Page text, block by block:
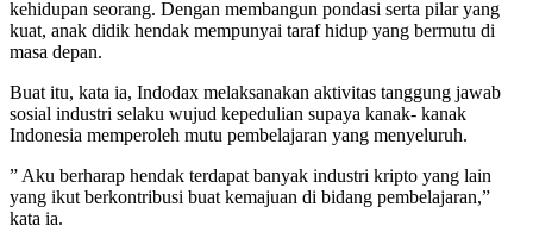
kehidupan seorang. Dengan membangun pondasi serta pilar yang
kuat, anak didik hendak mempunyai taraf hidup yang bermutu di
masa depan.
Buat itu, kata ia, Indodax melaksanakan aktivitas tanggung jawab
sosial industri selaku wujud kepedulian supaya kanak- kanak
Indonesia memperoleh mutu pembelajaran yang menyeluruh.
” Aku berharap hendak terdapat banyak industri kripto yang lain
yang ikut berkontribusi buat kemajuan di bidang pembelajaran,”
kata ia.